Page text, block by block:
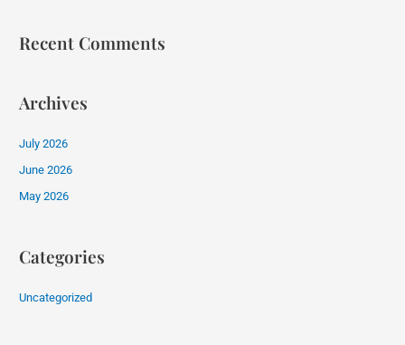
Recent Comments
Archives
July 2026
June 2026
May 2026
Categories
Uncategorized